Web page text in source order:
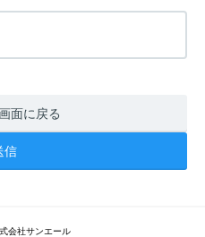
面に戻る
会社サンエール